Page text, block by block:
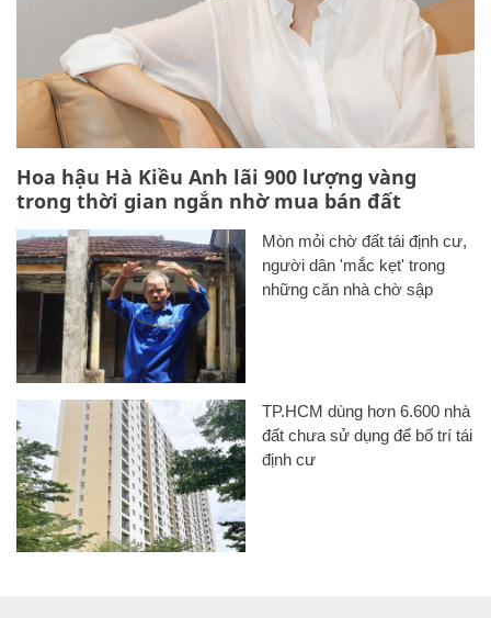
Hoa hậu Hà Kiều Anh lãi 900 lượng vàng
trong thời gian ngắn nhờ mua bán đất
Mòn mỏi chờ đất tái định cư,
người dân 'mắc kẹt' trong
những căn nhà chờ sập
TP.HCM dùng hơn 6.600 nhà
đất chưa sử dụng để bố trí tái
định cư